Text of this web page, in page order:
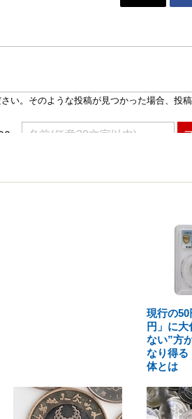
現行の50
円」に大
ない”方
なり得る
体とは